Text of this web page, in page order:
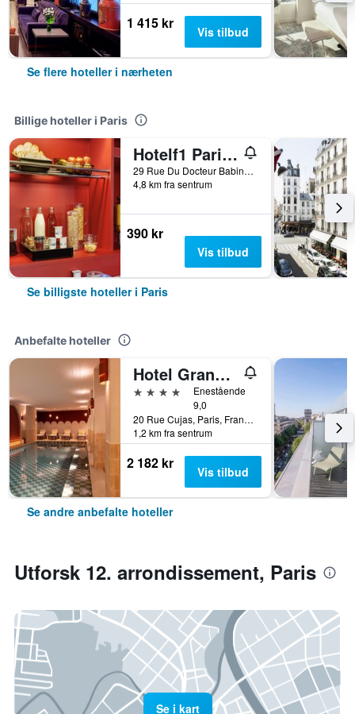
1 415 kr Vis tilbud
Se flere hoteller i nærheten
Billige hoteller i Paris
Hotelf1 Paris Saint Ouen Marché Aux Puces
29 Rue Du Docteur Babinski, Paris, Frankrike
4,8 km fra sentrum
390 kr
Vis tilbud
Se billigste hoteller i Paris
Anbefalte hoteller
Hotel Grand Coeur Latin
4 stjerner
Enestående
9,0
20 Rue Cujas, Paris, Frankrike
1,2 km fra sentrum
2 182 kr Vis tilbud
Se andre anbefalte hoteller
Utforsk 12. arrondissement, Paris
Se i kart